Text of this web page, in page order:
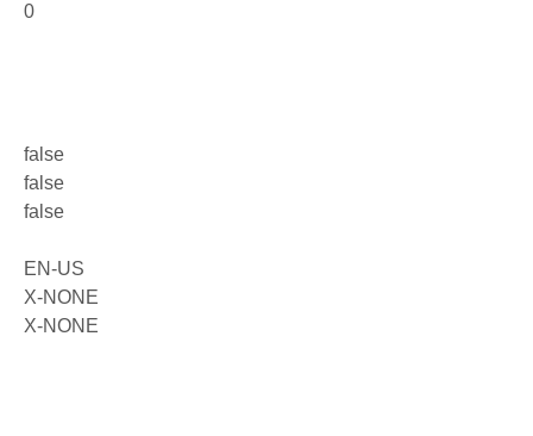
0
false
false
false
EN-US
X-NONE
X-NONE